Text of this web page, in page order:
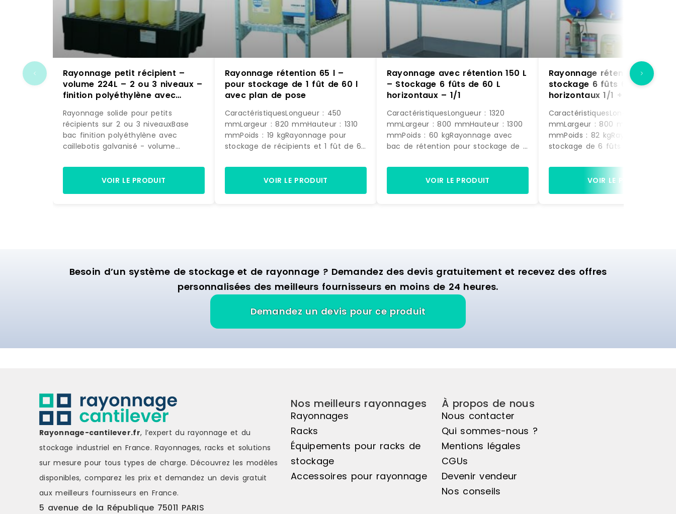
Rayonnage petit récipient –
volume 224L – 2 ou 3 niveaux –
finition polyéthylène avec
Rayonnage solide pour petits
récipients sur 2 ou 3 niveauxBase
bac finition polyéthylène avec
caillebotis galvanisé - volume
uniformément répartie : 100 kg par
niveauNiveau de pose :33 cm à partir
du sol88 cm129 cm pour le 3ème
VOIR LE PRODUIT
Rayonnage rétention 65 l –
pour stockage de 1 fût de 60 l
avec plan de pose
CaractéristiquesLongueur : 450
mmLargeur : 820 mmHauteur : 1310
mmPoids : 19 kgRayonnage pour
stockage de récipients et 1 fût de 60
finition polyester, rayonnage finition
acier galvanisé à chaud.1er niveau de
pose : 630 mm à partir du sol plan
VOIR LE PRODUIT
Rayonnage avec rétention 150 L
– Stockage 6 fûts de 60 L
horizontaux – 1/1
CaractéristiquesLongueur : 1320
mmLargeur : 800 mmHauteur : 1300
mmPoids : 60 kgRayonnage avec
bac de rétention pour stockage de 6
récipients - volume 150 lBase bac
finition polyester, rayonnage finition
acier galvanisé à chaud.1er niveau de
VOIR LE PRODUIT
Rayonnage rétention 150 L –
stockage 6 fûts 60 L
horizontaux 1/1 + plan de
CaractéristiquesLongueur : 1320
mmLargeur : 800 mmHauteur :
mmPoids : 82 kgRayonnage pour
stockage de 6 fûts de 60 L
récipients - volume 150 LBase
finition polyester, rayonnage
acier galvanisé à chaud.1er
du sol par plan de pose
VOIR LE PRODUIT
Besoin d’un système de stockage et de rayonnage ? Demandez des devis gratuitement et recevez des offres
personnalisées des meilleurs fournisseurs en moins de 24 heures.
Demandez un devis pour ce produit
Rayonnage-cantilever.fr, l’expert du rayonnage et du
stockage industriel en France. Rayonnages, racks et solutions
sur mesure pour tous types de charge.Découvrez les modèles
disponibles, comparez les prix et demandez un devis gratuit
aux meilleurs fournisseurs en France.
5 avenue de la République 75011 PARIS
Nos meilleurs rayonnages
Rayonnages
Racks
Équipements pour racks de
stockage
Accessoires pour rayonnage
À propos de nous
Nous contacter
Qui sommes-nous ?
Mentions légales
CGUs
Devenir vendeur
Nos conseils